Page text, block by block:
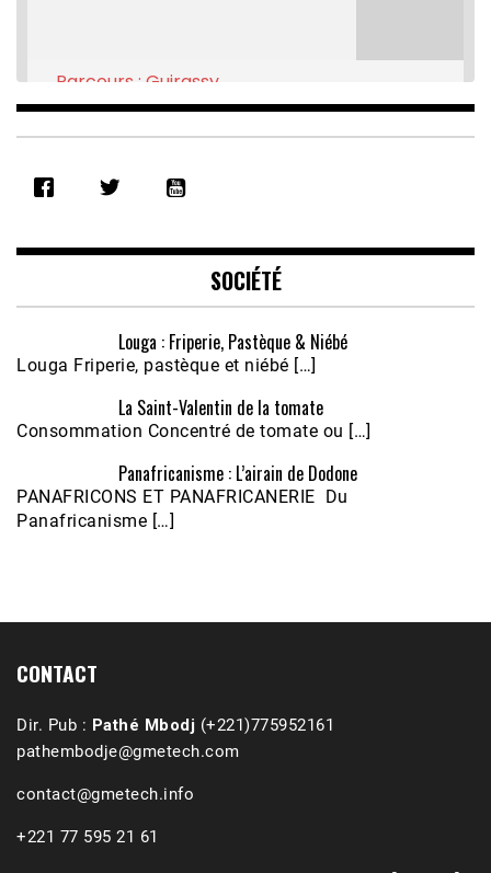
RSS FEED
EMBED
Parcours : Guirassy
Feb 16, 2021 • 28:08
Écoutez le parcours de Claudiane Kapia
Nobana (Podologue)
Feb 24, 2021 • 28mn
SOCIÉTÉ
Louga : Friperie, Pastèque & Niébé
Louga Friperie, pastèque et niébé […]
La Saint-Valentin de la tomate
Consommation Concentré de tomate ou […]
Panafricanisme : L’airain de Dodone
PANAFRICONS ET PANAFRICANERIE Du
Panafricanisme […]
CONTACT
Dir. Pub : Pathé Mbodj (+221)775952161
pathembodje@gmetech.com
contact@gmetech.info
+221 77 595 21 61